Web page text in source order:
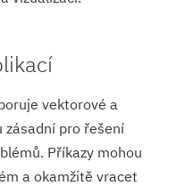
vektorové a
pro řešení
Příkazy mohou
a okamžitě vracet